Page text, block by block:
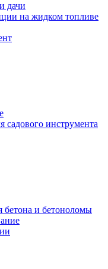
дачи
на жидком топливе
садового инструмента
бетона и бетоноломы